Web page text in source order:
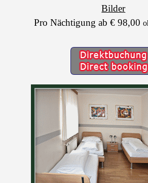
Bilder
Pro Nächtigung ab € 98,00